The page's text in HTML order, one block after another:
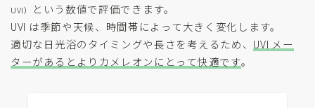
UVI）
という数値で評価できます。
UVI は季節や天候、時間帯によって大きく変化します。
適切な日光浴のタイミングや長さを考えるため、 UVI メー
ターがあるとよりカメレオンにとって快適です。